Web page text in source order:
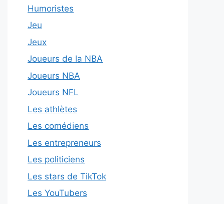
Humoristes
Jeu
Jeux
Joueurs de la NBA
Joueurs NBA
Joueurs NFL
Les athlètes
Les comédiens
Les entrepreneurs
Les politiciens
Les stars de TikTok
Les YouTubers